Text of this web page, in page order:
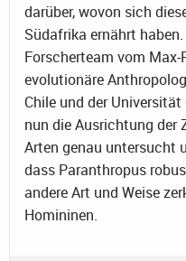
darüber, wovon sich
Südafrika ernährt
Forscherteam vom
evolutionäre
Chile und der
nun die Ausrichtung der
Arten genau untersucht
dass Paranthropus
andere Art und Weise
Homininen.